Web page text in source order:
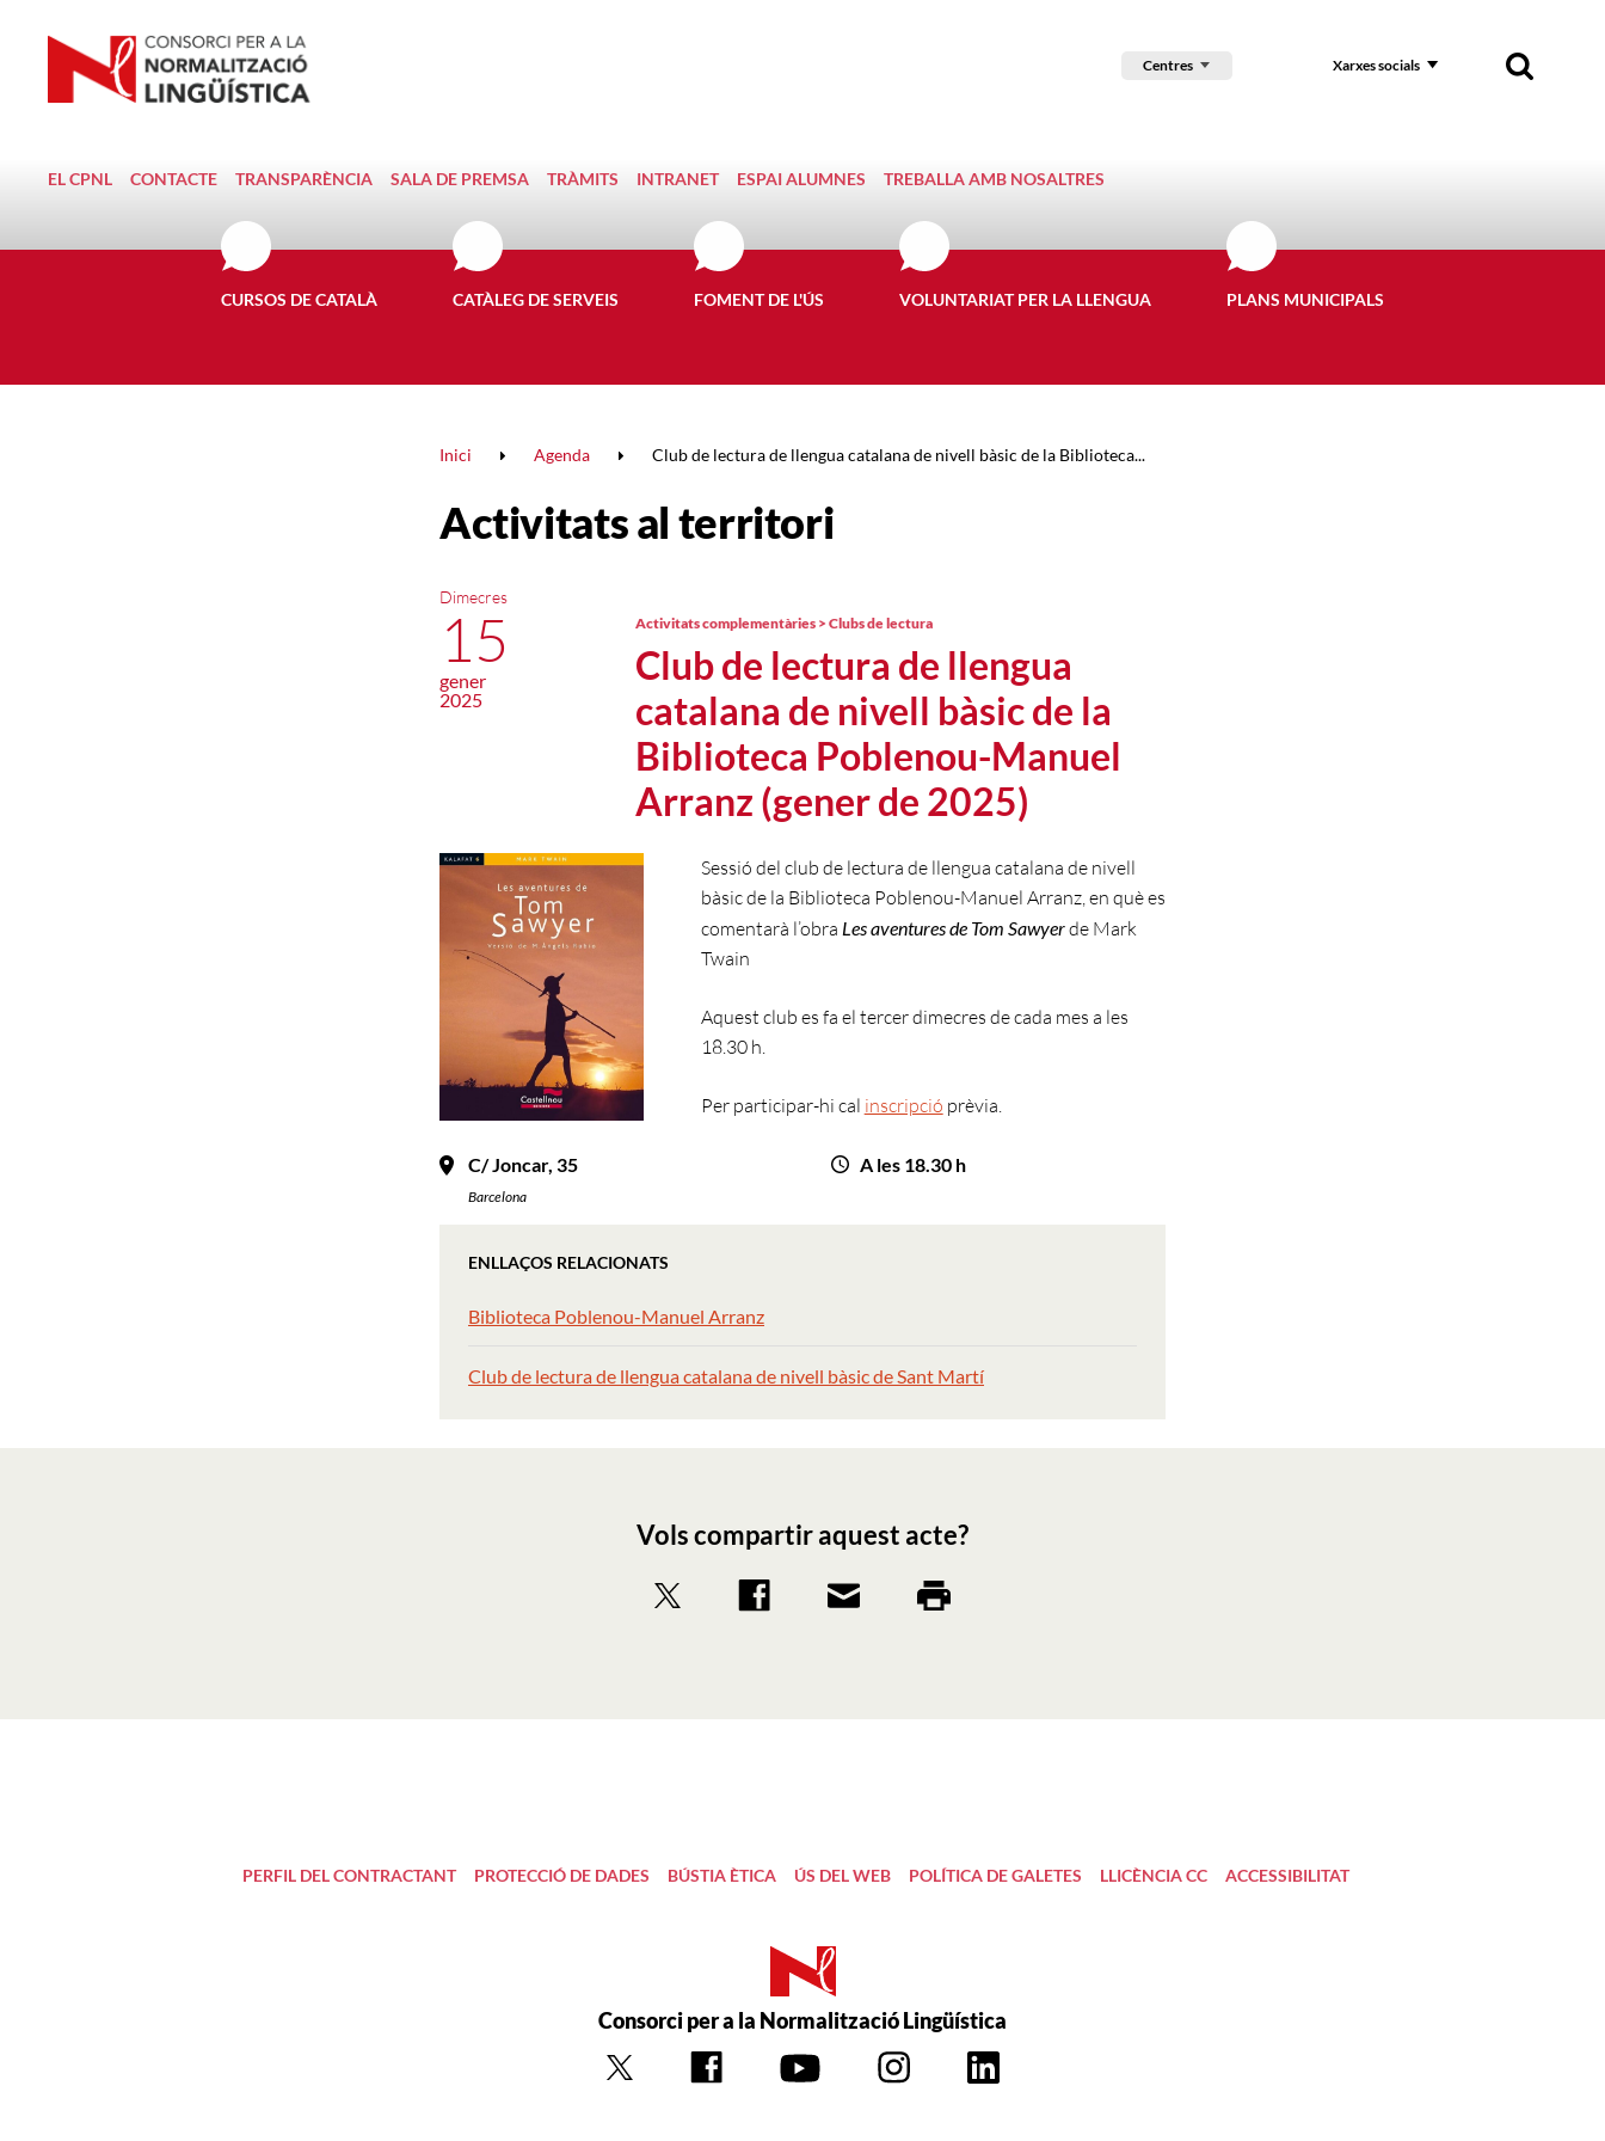
Centres Xarxes socials
EL CPNL CONTACTE TRANSPARÈNCIA SALA DE PREMSA TRÀMITS INTRANET ESPAI ALUMNES TREBALLA AMB NOSALTRES
CURSOS DE CATALÀ CATÀLEG DE SERVEIS FOMENT DE L'ÚS VOLUNTARIAT PER LA LLENGUA PLANS MUNICIPALS
Inici Agenda Club de lectura de llengua catalana de nivell bàsic de la Biblioteca...
Activitats al territori
Club de lectura de llengua
catalana de nivell bàsic de la
Biblioteca Poblenou-Manuel
Arranz (gener de 2025)
Activitats complementàries > Clubs de lectura
Dimecres
15
gener
2025
Sessió del club de lectura de llengua catalana de nivell
bàsic de la Biblioteca Poblenou-Manuel Arranz, en què es
comentarà l’obra Les aventures de Tom Sawyerde Mark
Twain
Aquest club es fa el tercer dimecres de cada mes a les
18.30 h.
Per participar-hi cal inscripció prèvia.
C/ Joncar, 35
Barcelona
A les 18.30 h
ENLLAÇOS RELACIONATS
Biblioteca Poblenou-Manuel Arranz
Club de lectura de llengua catalana de nivell bàsic de Sant Martí
Vols compartir aquest acte?
PERFIL DEL CONTRACTANT PROTECCIÓ DE DADES BÚSTIA ÈTICA ÚS DEL WEB POLÍTICA DE GALETES LLICÈNCIA CC ACCESSIBILITAT
Consorci per a la Normalització Lingüística